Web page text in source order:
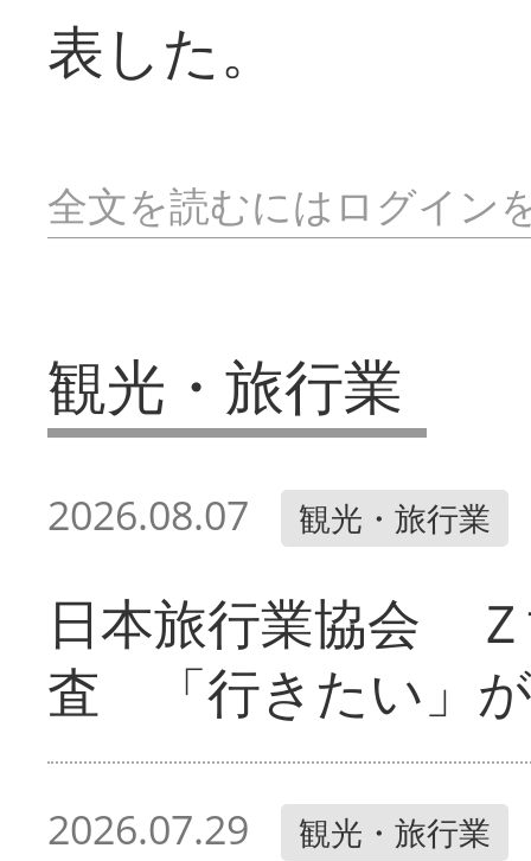
表した。
全文を読むにはログイン
観光・旅行業
2026.08.07 観光・旅行業
日本旅行業協会
査 「行きたい」
2026.07.29 観光・旅行業